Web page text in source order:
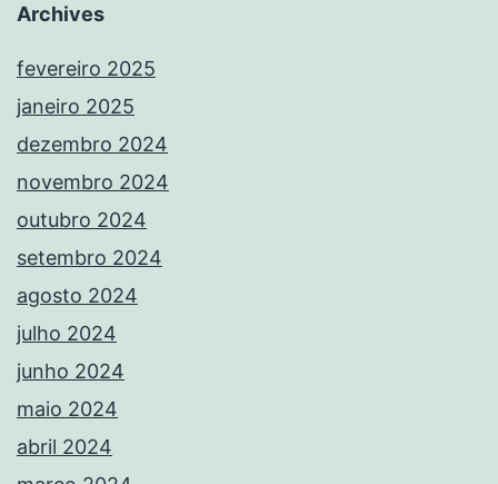
Archives
fevereiro 2025
janeiro 2025
dezembro 2024
novembro 2024
outubro 2024
setembro 2024
agosto 2024
julho 2024
junho 2024
maio 2024
abril 2024